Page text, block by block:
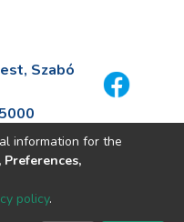
Szabó
information for the
policy.